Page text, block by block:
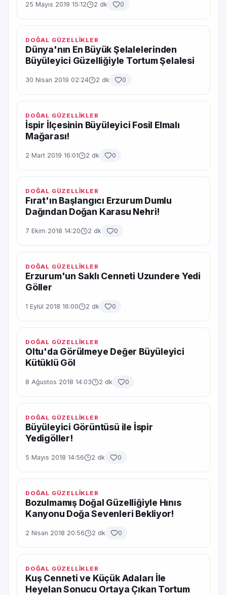
25 Mayıs 2019 15:12 2 dk 0
DOĞAL GÜZELLİKLER
Dünya'nın En Büyük Şelalelerinden
Büyüleyici Güzelliğiyle Tortum Şelalesi
30 Nisan 2019 02:24 2 dk 0
DOĞAL GÜZELLİKLER
İspir İlçesinin Büyüleyici Fosil Elmalı
Mağarası!
2 Mart 2019 16:01 2 dk 0
DOĞAL GÜZELLİKLER
Fırat'ın Başlangıcı Erzurum Dumlu
Dağından Doğan Karasu Nehri!
7 Ekim 2018 14:20 2 dk 0
DOĞAL GÜZELLİKLER
Erzurum'un Saklı Cenneti Uzundere Yedi
Göller
1 Eylül 2018 16:00 2 dk 0
DOĞAL GÜZELLİKLER
Oltu'da Görülmeye Değer Büyüleyici
Kütüklü Göl
8 Ağustos 2018 14:03 2 dk 0
DOĞAL GÜZELLİKLER
Büyüleyici Görüntüsü ile İspir
Yedigöller!
5 Mayıs 2018 14:56 2 dk 0
DOĞAL GÜZELLİKLER
Bozulmamış Doğal Güzelliğiyle Hınıs
Kanyonu Doğa Sevenleri Bekliyor!
2 Nisan 2018 20:56 2 dk 0
DOĞAL GÜZELLİKLER
Kuş Cenneti ve Küçük Adaları İle
Heyelan Sonucu Ortaya Çıkan Tortum